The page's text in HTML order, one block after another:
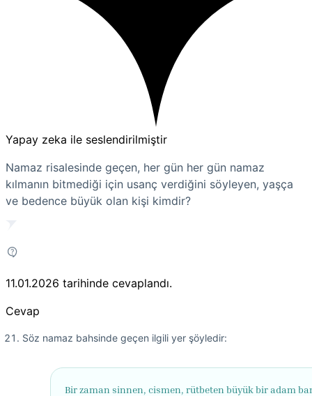
Yapay zeka ile seslendirilmiştir
Namaz risalesinde geçen, her gün her gün namaz
kılmanın bitmediği için usanç verdiğini söyleyen, yaşça
ve bedence büyük olan kişi kimdir?
11.01.2026 tarihinde cevaplandı.
Cevap
Söz namaz bahsinde geçen ilgili yer şöyledir:
Bir zaman sinnen, cismen, rütbeten büyük bir adam